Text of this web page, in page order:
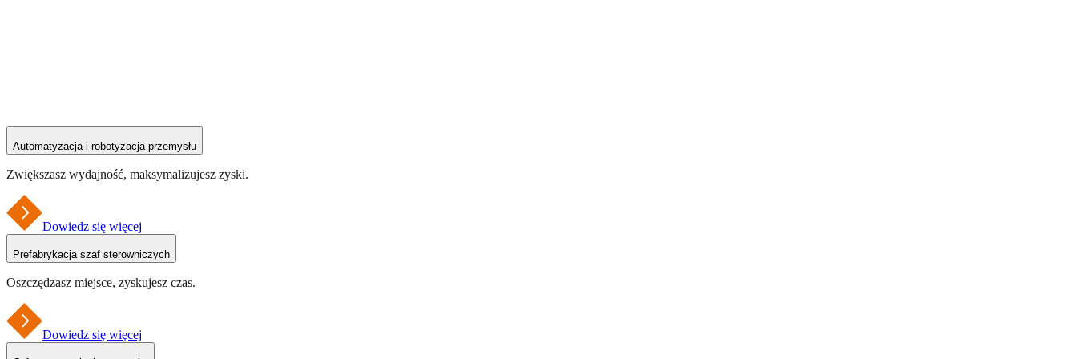
Automatyzacja i robotyzacja przemysłu
Zwiększasz wydajność, maksymalizujesz zyski.
Dowiedz się więcej
Prefabrykacja szaf sterowniczych
Oszczędzasz miejsce, zyskujesz czas.
Dowiedz się więcej